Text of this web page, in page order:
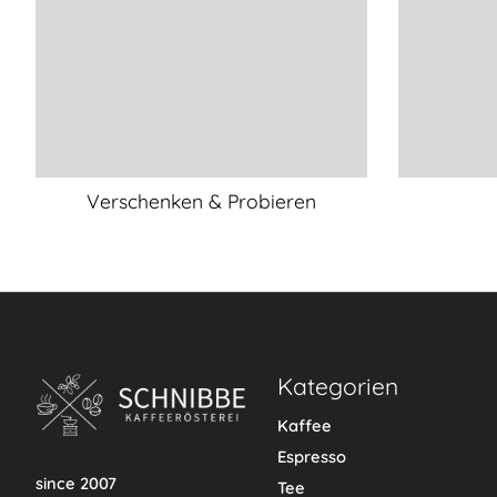
Verschenken & Probieren
since 2007
Kategorien
Kaffee
Espresso
Tee